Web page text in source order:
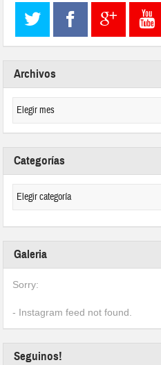
Archivos
Categorías
Galeria
Sorry:
- Instagram feed not found.
Seguinos!